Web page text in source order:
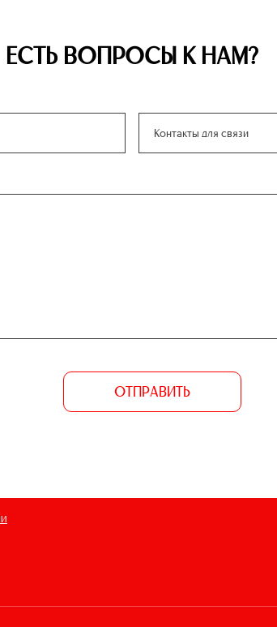
ЕСТЬ ВОПРОСЫ К НАМ?
ОТПРАВИТЬ